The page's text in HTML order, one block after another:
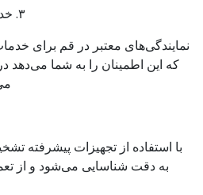
۳. خدمات پس از تعمیر و گارانتی
نمایندگی‌های معتبر در قم برای
که این اطمینان را به شما
با استفاده از تجهیزات پیشرفته
به دقت شناسایی می‌شود و از